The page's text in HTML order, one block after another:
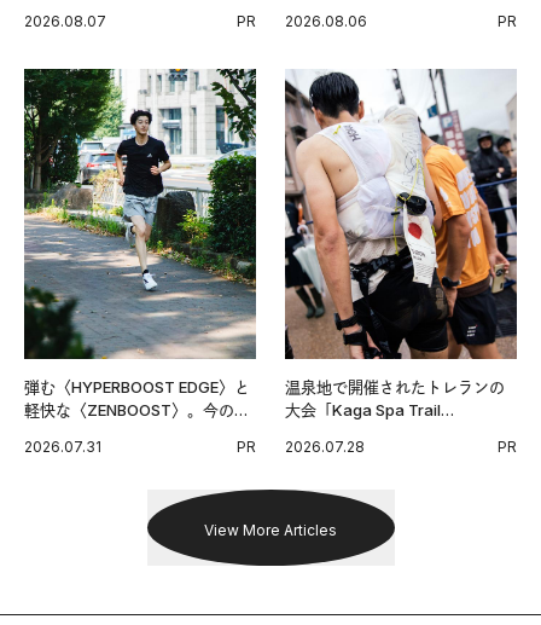
グ習慣。
2026.08.07 PR 2026.08.06 PR
弾む〈HYPERBOOST EDGE〉と
軽快な〈ZENBOOST〉。今の時
出した新機軸。
2026.07.31 PR
温泉地で開催されたトレランの
大会「Kaga Spa Trail
戦を夢見るランナーたちの奮闘
2026.07.28 PR
View More Articles